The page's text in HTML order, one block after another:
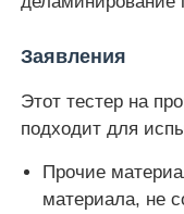
Машина для
Машина
резиновое
Заявления
Этот тестер на
подходит для
Прочие
материала, не